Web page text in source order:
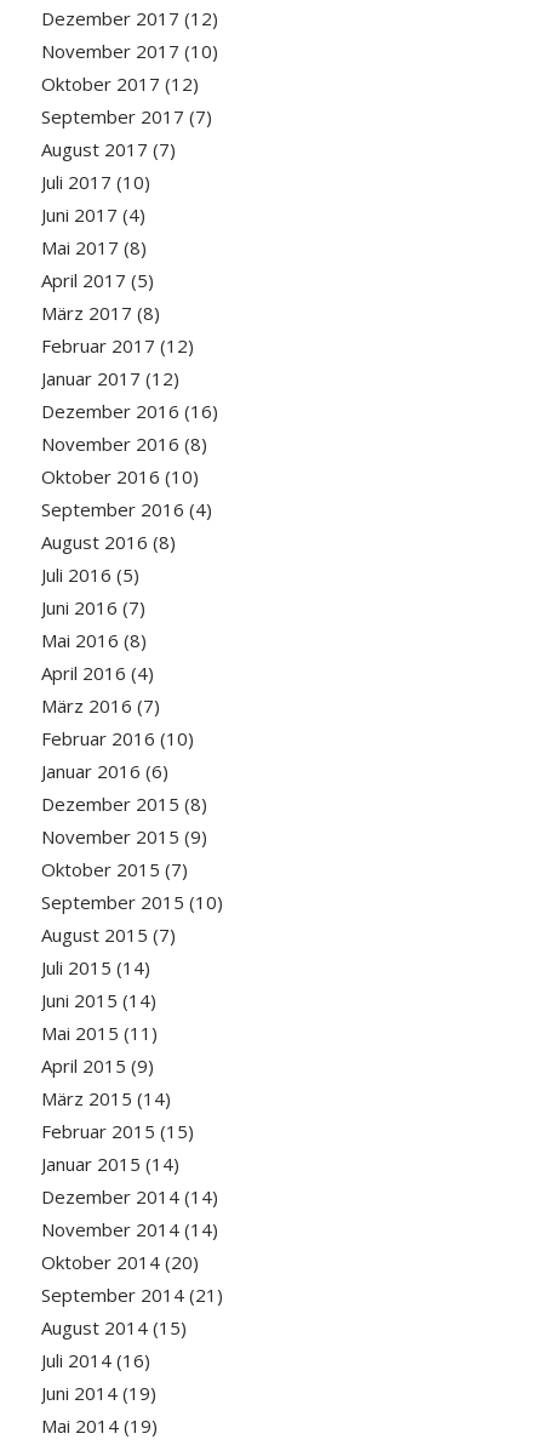
Dezember 2017 (12)
November 2017 (10)
Oktober 2017 (12)
September 2017 (7)
August 2017 (7)
Juli 2017 (10)
Juni 2017 (4)
Mai 2017 (8)
April 2017 (5)
März 2017 (8)
Februar 2017 (12)
Januar 2017 (12)
Dezember 2016 (16)
November 2016 (8)
Oktober 2016 (10)
September 2016 (4)
August 2016 (8)
Juli 2016 (5)
Juni 2016 (7)
Mai 2016 (8)
April 2016 (4)
März 2016 (7)
Februar 2016 (10)
Januar 2016 (6)
Dezember 2015 (8)
November 2015 (9)
Oktober 2015 (7)
September 2015 (10)
August 2015 (7)
Juli 2015 (14)
Juni 2015 (14)
Mai 2015 (11)
April 2015 (9)
März 2015 (14)
Februar 2015 (15)
Januar 2015 (14)
Dezember 2014(14)
November 2014(14)
Oktober 2014(20)
September 2014(21)
August 2014(15)
Juli 2014(16)
Juni 2014(19)
Mai 2014(19)